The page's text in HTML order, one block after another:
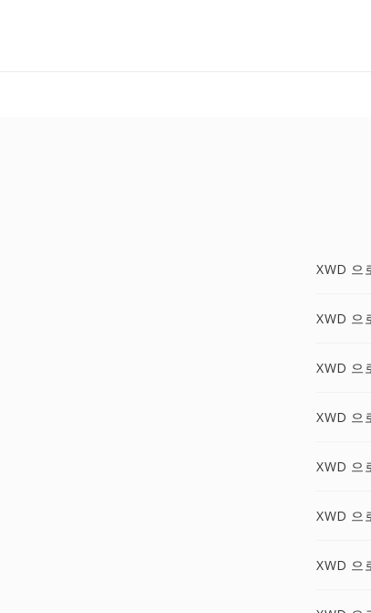
XWD 으
XWD 으
XWD 으
XWD 으
XWD 으
XWD 으
XWD 으